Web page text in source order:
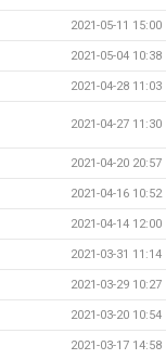
2021-05-11 15:00
2021-05-04 10:38
2021-04-28 11:03
2021-04-27 11:30
2021-04-20 20:57
2021-04-16 10:52
2021-04-14 12:00
2021-03-31 11:14
2021-03-29 10:27
2021-03-20 10:54
2021-03-17 14:58